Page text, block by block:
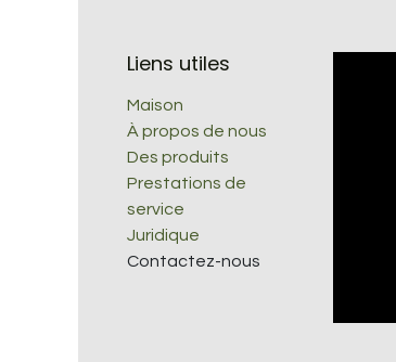
Liens utiles
Maison
À propos de nous
Des produits
Prestations de
service
Juridique
Contactez-nous